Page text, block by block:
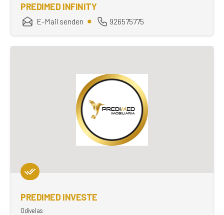
PREDIMED INFINITY
E-Mail senden 926575775
PREDIMED INVESTE
Odivelas